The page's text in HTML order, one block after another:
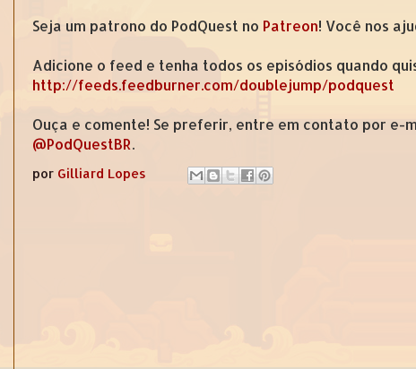
Seja um patrono do PodQuest no Patreon! Você nos
Adicione o feed e tenha todos os episódios quando
http://feeds.feedburner.com/doublejump/podquest
Ouça e comente! Se preferir, entre em contato por e-
@PodQuestBR.
por Gilliard Lopes